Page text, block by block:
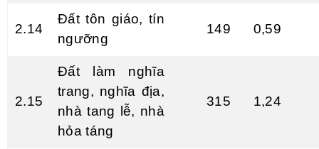
2.14
Đất tôn giáo, tín
ngưỡng
149 0,59
2.15
Đất làm nghĩa
trang, nghĩa địa,
nhà tang lễ, nhà
hỏa táng
315 1,24